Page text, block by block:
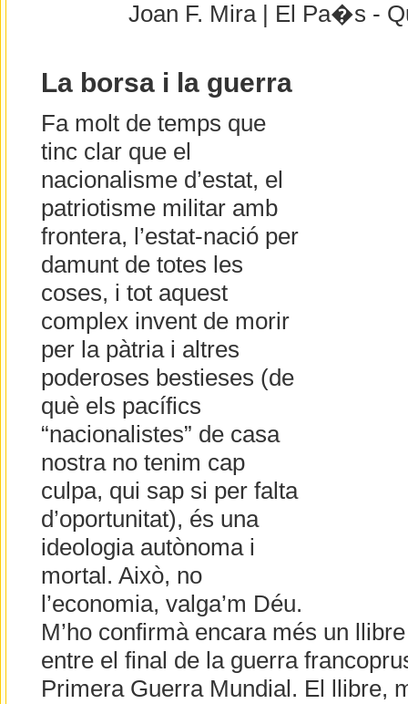
Joan F. Mira | El Pa�s -
La borsa i la guerra
Fa molt de temps que
tinc clar que el
nacionalisme d’estat, el
patriotisme militar amb
frontera, l’estat-nació per
damunt de totes les
coses, i tot aquest
complex invent de morir
per la pàtria i altres
poderoses bestieses (de
què els pacífics
“nacionalistes” de casa
nostra no tenim cap
culpa, qui sap si per falta
d’oportunitat), és una
ideologia autònoma i
mortal. Això, no
l’economia, valga’m Déu.
M’ho confirmà encara més un
entre el final de la guerra
Primera Guerra Mundial. El llibre,